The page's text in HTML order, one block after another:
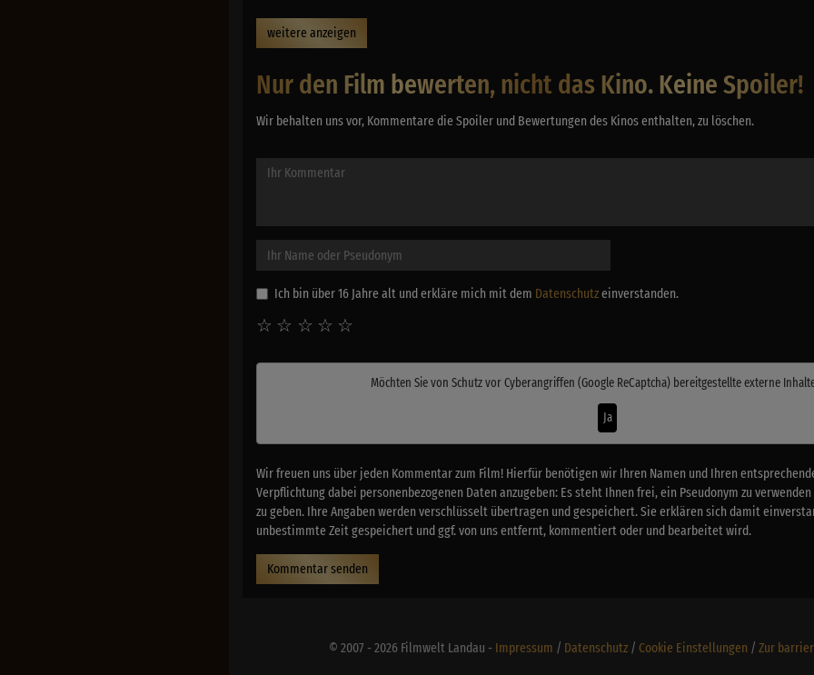
weitere anzeigen
Nur den Film bewerten, nicht das Kino. Keine Spoiler!
Wir behalten uns vor, Kommentare die Spoiler und Bewertungen des Kinos enthalten, zu löschen.
Ich bin über 16 Jahre alt und erkläre mich mit dem Datenschutzeinverstanden.
☆
☆
☆
☆
☆
Möchten Sie von Schutz vor Cyberangriffen (Google ReCaptcha) bereitgestellte externe
Ja
Wir freuen uns über jeden Kommentar zum Film! Hierfür benötigen wir Ihren Namen und Ihren
Verpflichtung dabei personenbezogenen Daten anzugeben: Es steht Ihnen frei, ein Pseudonym zu
zu geben. Ihre Angaben werden verschlüsselt übertragen und gespeichert. Sie erklären sich damit
unbestimmte Zeit gespeichert und ggf. von uns entfernt, kommentiert oder und bearbeitet wird.
Kommentar senden
© 2007 - 2026 Filmwelt Landau - Impressum / Datenschutz/ Cookie Einstellungen / Zur